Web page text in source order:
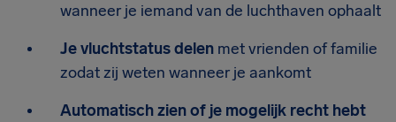
wanneer je iemand van de luchthaven ophaalt
Je vluchtstatus delen met vrienden of familie
zodat zij weten wanneer je aankomt
Automatisch zien of je mogelijk recht hebt